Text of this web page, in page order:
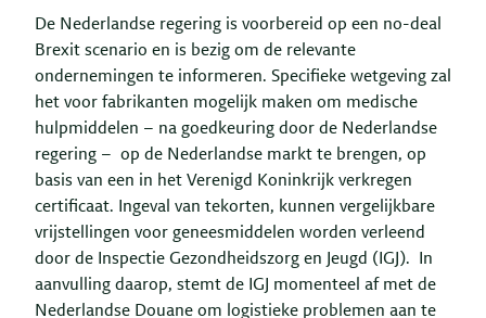
De Nederlandse regering is voorbereid op een no-deal
Brexit scenario en is bezig om de relevante
ondernemingen te informeren. Specifieke wetgeving zal
het voor fabrikanten mogelijk maken om medische
hulpmiddelen – na goedkeuring door de Nederlandse
regering – op de Nederlandse markt te brengen, op
basis van een in het Verenigd Koninkrijk verkregen
certificaat. Ingeval van tekorten, kunnen vergelijkbare
vrijstellingen voor geneesmiddelen worden verleend
door de Inspectie Gezondheidszorg en Jeugd (IGJ). In
aanvulling daarop, stemt de IGJ momenteel af met de
Nederlandse Douane om logistieke problemen aan te